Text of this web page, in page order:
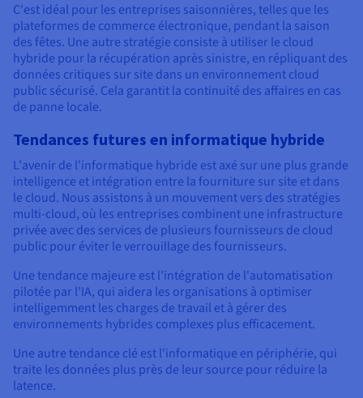
C'est idéal pour les entreprises saisonnières, telles que les
plateformes de commerce électronique, pendant la saison
des fêtes. Une autre stratégie consiste à utiliser le cloud
hybride pour la récupération après sinistre, en répliquant des
données critiques sur site dans un environnement cloud
public sécurisé. Cela garantit la continuité des affaires en cas
de panne locale.
Tendances futures en informatique hybride
L'avenir de l'informatique hybride est axé sur une plus grande
intelligence et intégration entre la fourniture sur site et dans
le cloud. Nous assistons à un mouvement vers des stratégies
multi-cloud, où les entreprises combinent une infrastructure
privée avec des services de plusieurs fournisseurs de cloud
public pour éviter le verrouillage des fournisseurs.
Une tendance majeure est l'intégration de l'automatisation
pilotée par l'IA, qui aidera les organisations à optimiser
intelligemment les charges de travail et à gérer des
environnements hybrides complexes plus efficacement.
Une autre tendance clé est l'informatique en périphérie, qui
traite les données plus près de leur source pour réduire la
latence.